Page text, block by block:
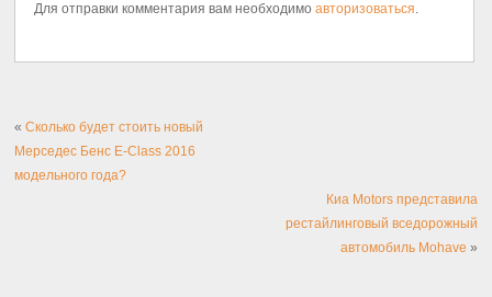
Для отправки комментария вам необходимоавторизоваться.
«Сколько будет стоить новый
Мерседес Бенс E-Class 2016
модельного года?
Киа Motors представила
рестайлинговый вседорожный
автомобиль Mohave »